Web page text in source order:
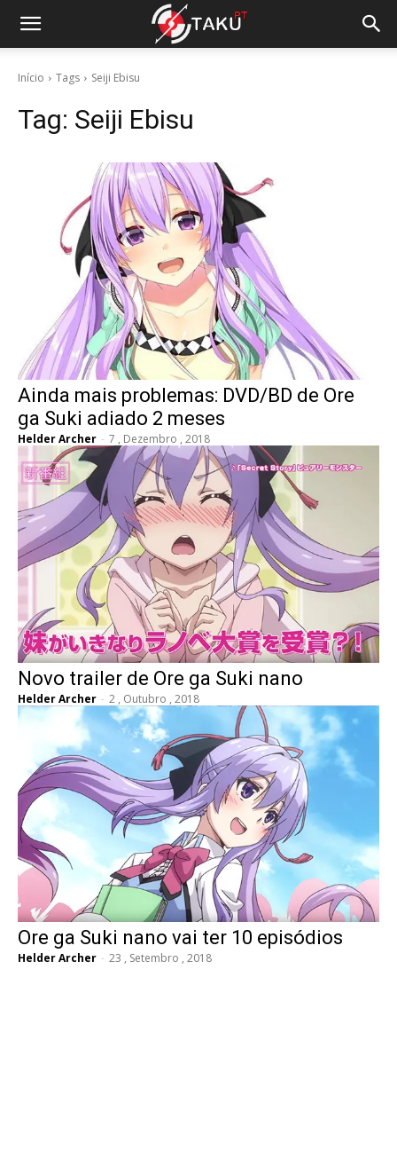
Início Tags Seiji Ebisu
Tag: Seiji Ebisu
Ainda mais problemas: DVD/BD de Ore
ga Suki adiado 2 meses
Helder Archer - 7 , Dezembro , 2018
Novo trailer de Ore ga Suki nano
Helder Archer - 2 , Outubro , 2018
Ore ga Suki nano vai ter 10 episódios
Helder Archer - 23 , Setembro , 2018